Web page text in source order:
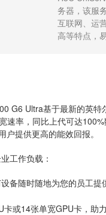
务器，该服
互联网、运
高等特点，
G6 Ultra基于最新的英
率，同比上代可达
提供更高的能效回报。
工作负载：
随时随地为您的员工提
或14张单宽GPU卡，助